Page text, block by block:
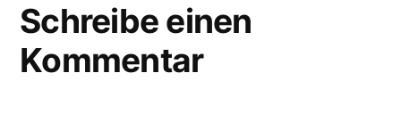
Schreibe einen
Kommentar